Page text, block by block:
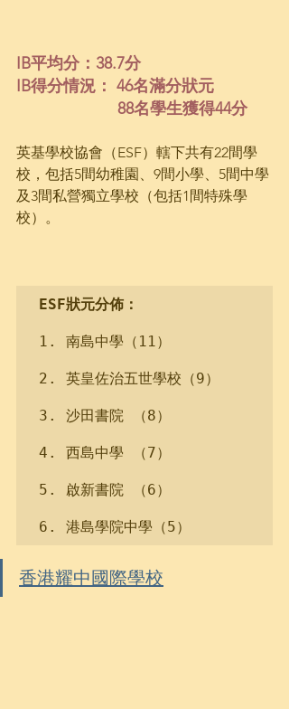
IB平均分：38.7分
IB得分情況： 46名滿分狀元
88名學生獲得44分
英基學校協會（ESF）轄下共有22間學
校，包括5間幼稚園、9間小學、5間中學
及3間私營獨立學校（包括1間特殊學
校）。
ESF狀元分佈：
1. 南島中學（11）
2. 英皇佐治五世學校（9）
3. 沙田書院 （8）
4. 西島中學 （7）
5. 啟新書院 （6）
6. 港島學院中學（5）
香港耀中國際學校